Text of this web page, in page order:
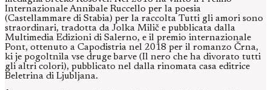
Internazionale Annibale Ruccello per la poesia
(Castellammare di Stabia) per la raccolta Tutti gli amori sono
straordinari, tradotta da Jolka Milič e pubblicata dalla
Multimedia Edizioni di Salerno, e il premio internazionale
Pont, ottenuto a Capodistria nel 2018 per il romanzo Črna,
ki je pogoltnila vse druge barve (Il nero che ha divorato tutti
gli altri colori), pubblicato nel dalla rinomata casa editrice
Beletrina di Ljubljana.